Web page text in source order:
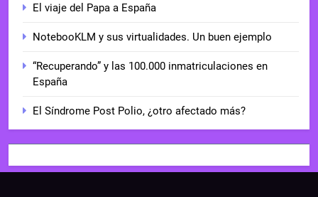
El viaje del Papa a España
NotebooKLM y sus virtualidades. Un buen ejemplo
“Recuperando” y las 100.000 inmatriculaciones en
España
El Síndrome Post Polio, ¿otro afectado más?